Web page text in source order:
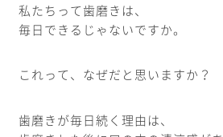
私たちって歯磨きは、
毎日できるじゃないですか。
これって、なぜだと思いますか？
歯磨きが毎日続く理由は、